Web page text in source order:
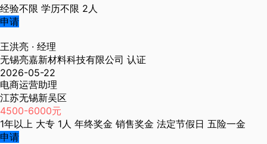
经验不限 学历不限 2人
申请
王洪亮 · 经理
无锡亮嘉新材料科技有限公司 认证
2026-05-22
电商运营助理
江苏无锡新吴区
4500-6000元
1年以上 大专 1人 年终奖金 销售奖金 法定节假日 五险一金
申请